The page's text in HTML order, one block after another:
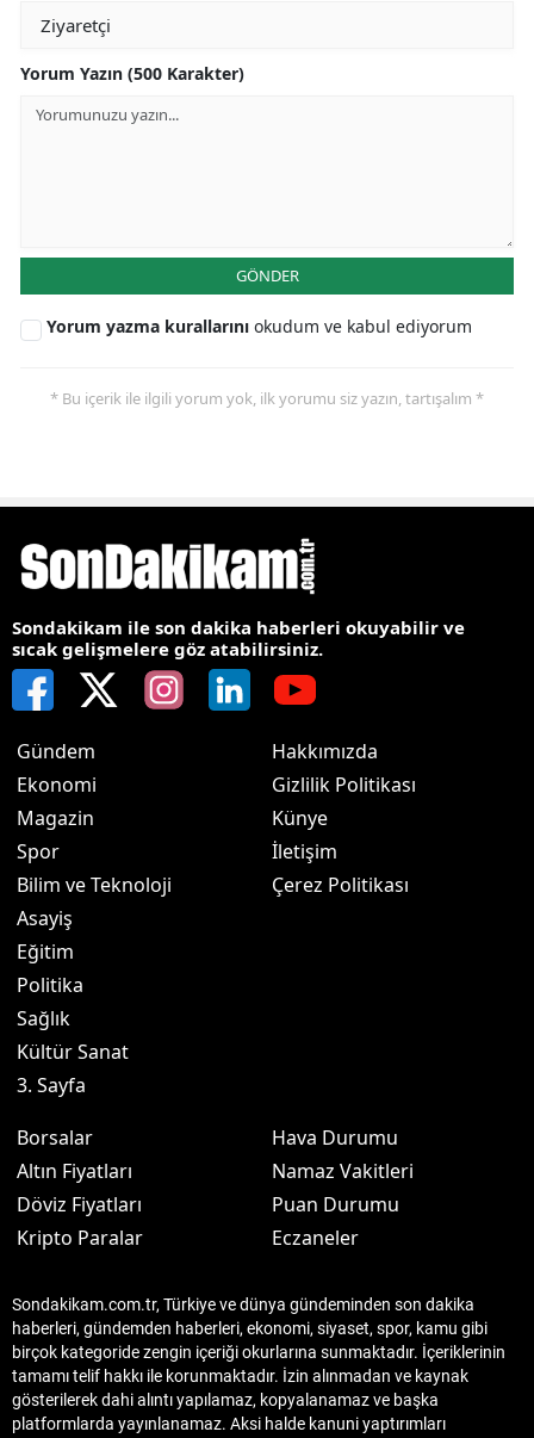
Yorum Yazın (500 Karakter)
GÖNDER
Yorum yazma kurallarını okudum ve kabul ediyorum
* Bu içerik ile ilgili yorum yok, ilk yorumu siz yazın, tartışalım *
Sondakikam ile son dakika haberleri okuyabilir ve
sıcak gelişmelere göz atabilirsiniz.
Gündem
Ekonomi
Magazin
Spor
Bilim ve Teknoloji
Asayiş
Eğitim
Politika
Sağlık
Kültür Sanat
3. Sayfa
Hakkımızda
Gizlilik Politikası
Künye
İletişim
Çerez Politikası
Borsalar
Altın Fiyatları
Döviz Fiyatları
Kripto Paralar
Hava Durumu
Namaz Vakitleri
Puan Durumu
Eczaneler
Sondakikam.com.tr, Türkiye ve dünya gündeminden son dakika
haberleri, gündemden haberleri, ekonomi, siyaset, spor, kamu gibi
birçok kategoride zengin içeriği okurlarına sunmaktadır. İçeriklerinin
tamamı telif hakkı ile korunmaktadır. İzin alınmadan ve kaynak
gösterilerek dahi alıntı yapılamaz, kopyalanamaz ve başka
platformlarda yayınlanamaz. Aksi halde kanuni yaptırımları